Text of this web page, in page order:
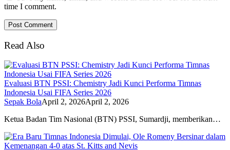
time I comment.
Read Also
Evaluasi BTN PSSI: Chemistry Jadi Kunci Performa Timnas
Indonesia Usai FIFA Series 2026
Sepak BolaApril 2, 2026April 2, 2026
Ketua Badan Tim Nasional (BTN) PSSI, Sumardji, memberikan…